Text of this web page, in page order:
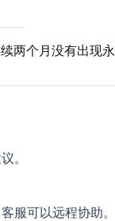
两个月没有出现永
。
服可以远程协助。